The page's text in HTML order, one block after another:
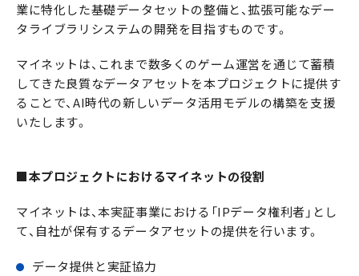
業に特化した基礎データセットの整備と、拡張可能なデー
タライブラリシステムの開発を目指すものです。
マイネットは、これまで数多くのゲーム運営を通じて蓄積
してきた良質なデータアセットを本プロジェクトに提供す
ることで、AI時代の新しいデータ活用モデルの構築を支援
いたします。
■本プロジェクトにおけるマイネットの役割
マイネットは、本実証事業における「IPデータ権利者」とし
て、自社が保有するデータアセットの提供を行います。
データ提供と実証協力